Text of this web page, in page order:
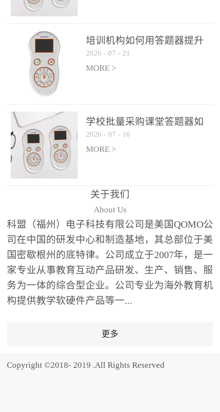
免打断课堂连贯性。无论
点讲解互动，还是课后即
时反馈，QVote 都能灵活
适配不同教学环节需求，
让教师专注于教学内容本
身，而非技术操作。多元
热情QVote 提供了丰富的
互动功能矩阵，满足不同
学科、不同教学目标的互
动需求：即时答题：支持
单选题、多选题、判断题
等基础题型，学生通过答
题器快速响应，系统实时
统计答题数据并生成可视
化图表，让教师瞬间掌握
学生知识掌握情况。主观
反馈：包含简答题、观点
阐述等开放式互动，鼓励
学生自由表达思考过程，
培养批判性思维与表达能
功能增加课堂趣味性，同
培训机构如何用答题器提升
学生专注度
2026 - 07 - 21
MORE >
学校批量采购课堂答题器如
何选厂家
2026 - 07 - 16
MORE >
关于我们
About Us
科盟（福州）电子科技有限公司是美国QOMO公
司在中国的研发中心和制造基地，其总部位于美
国密歇根州的底特律。公司成立于2007年，是一
家专业从事教育互动产品研发、生产、销售、服
务为一体的综合型企业。公司专业为海外教育机
构提供教学软硬件产品等一...
更多
Copyright ©2018- 2019 .All Rights Reserved